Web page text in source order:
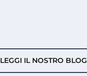
LEGGI IL NOSTRO BLOG